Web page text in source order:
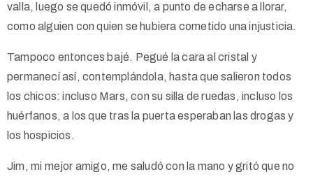
valla, luego se quedó inmóvil, a punto de echarse a llorar,
como alguien con quien se hubiera cometido una injusticia.
Tampoco entonces bajé. Pegué la cara al cristal y
permanecí así, contemplándola, hasta que salieron todos
los chicos: incluso Mars, con su silla de ruedas, incluso los
huérfanos, a los que tras la puerta esperaban las drogas y
los hospicios.
Jim, mi mejor amigo, me saludó con la mano y gritó que no